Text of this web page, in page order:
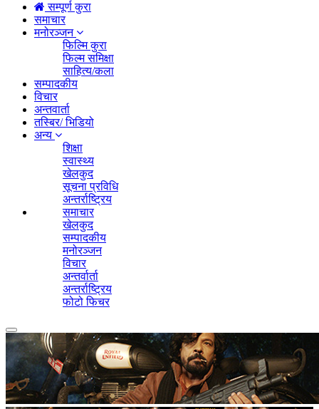
सम्पूर्ण कुरा
समाचार
मनोरञ्जन
फिल्मि कुरा
फिल्म समिक्षा
साहित्य/कला
सम्पादकीय
विचार
अन्तवार्ता
तस्बिर/ भिडियो
अन्य
शिक्षा
स्वास्थ्य
खेलकुद
सूचना प्रविधि
अन्तर्राष्ट्रिय
समाचार
खेलकुद
सम्पादकीय
मनोरञ्जन
विचार
अन्तर्वार्ता
अन्तर्राष्ट्रिय
फोटो फिचर
Toggle
navigation